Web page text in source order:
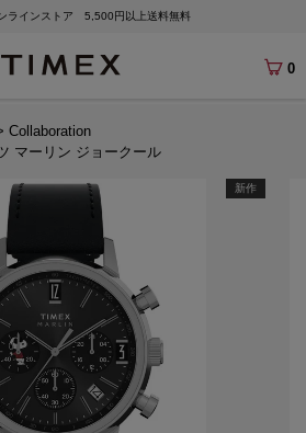
ラインストア 5,500円以上送料無料
0
Collaboration
マーリン ジョークール
新作